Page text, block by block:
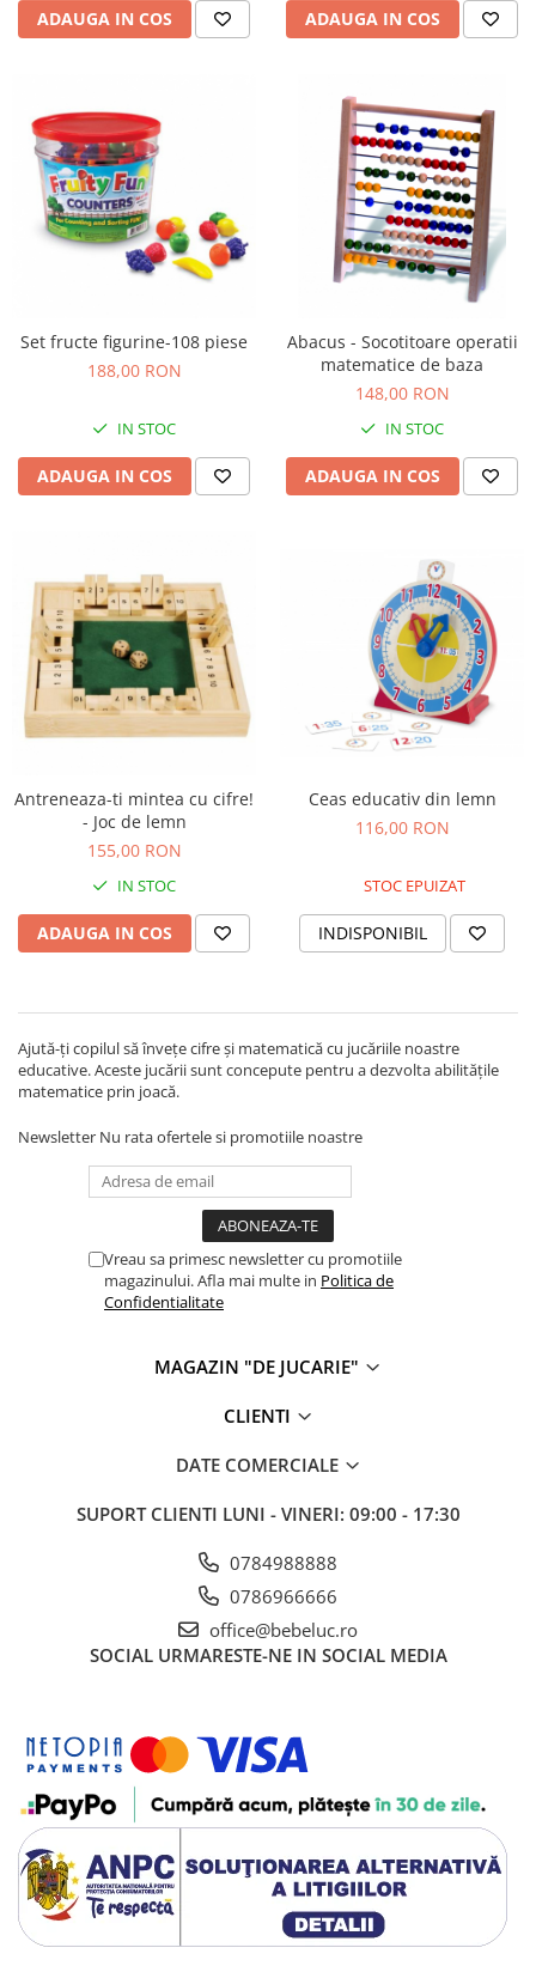
Veioza copii
Jucarii exterior
Trotinete copii
Jucarii curte
Leagane copii
Trambulina copii
Accesorii locuri de joaca
Tobogan copii
Accesorii hranire
Bavetica bebelusi
ADAUGA IN COS ADAUGA IN COS
Set fructe figurine-108 piese
188,00 RON
IN STOC
ADAUGA IN COS
Abacus - Socotitoare operatii
matematice de baza
148,00 RON
IN STOC
ADAUGA IN COS
Antreneaza-ti mintea cu cifre!
- Joc de lemn
155,00 RON
IN STOC
ADAUGA IN COS
Ceas educativ din lemn
116,00 RON
STOC EPUIZAT
INDISPONIBIL
Ajută-ți copilul să învețe cifre și matematică cu jucăriile noastre
educative. Aceste jucării sunt concepute pentru a dezvolta abilitățile
matematice prin joacă.
Newsletter Nu rata ofertele si promotiile noastre
Vreau sa primesc newsletter cu promotiile
magazinului. Afla mai multe in Politica de
Confidentialitate
MAGAZIN "DE JUCARIE"
CLIENTI
DATE COMERCIALE
SUPORT CLIENTI LUNI - VINERI: 09:00 - 17:30
0784988888
0786966666
office@bebeluc.ro
SOCIAL URMARESTE-NE IN SOCIAL MEDIA